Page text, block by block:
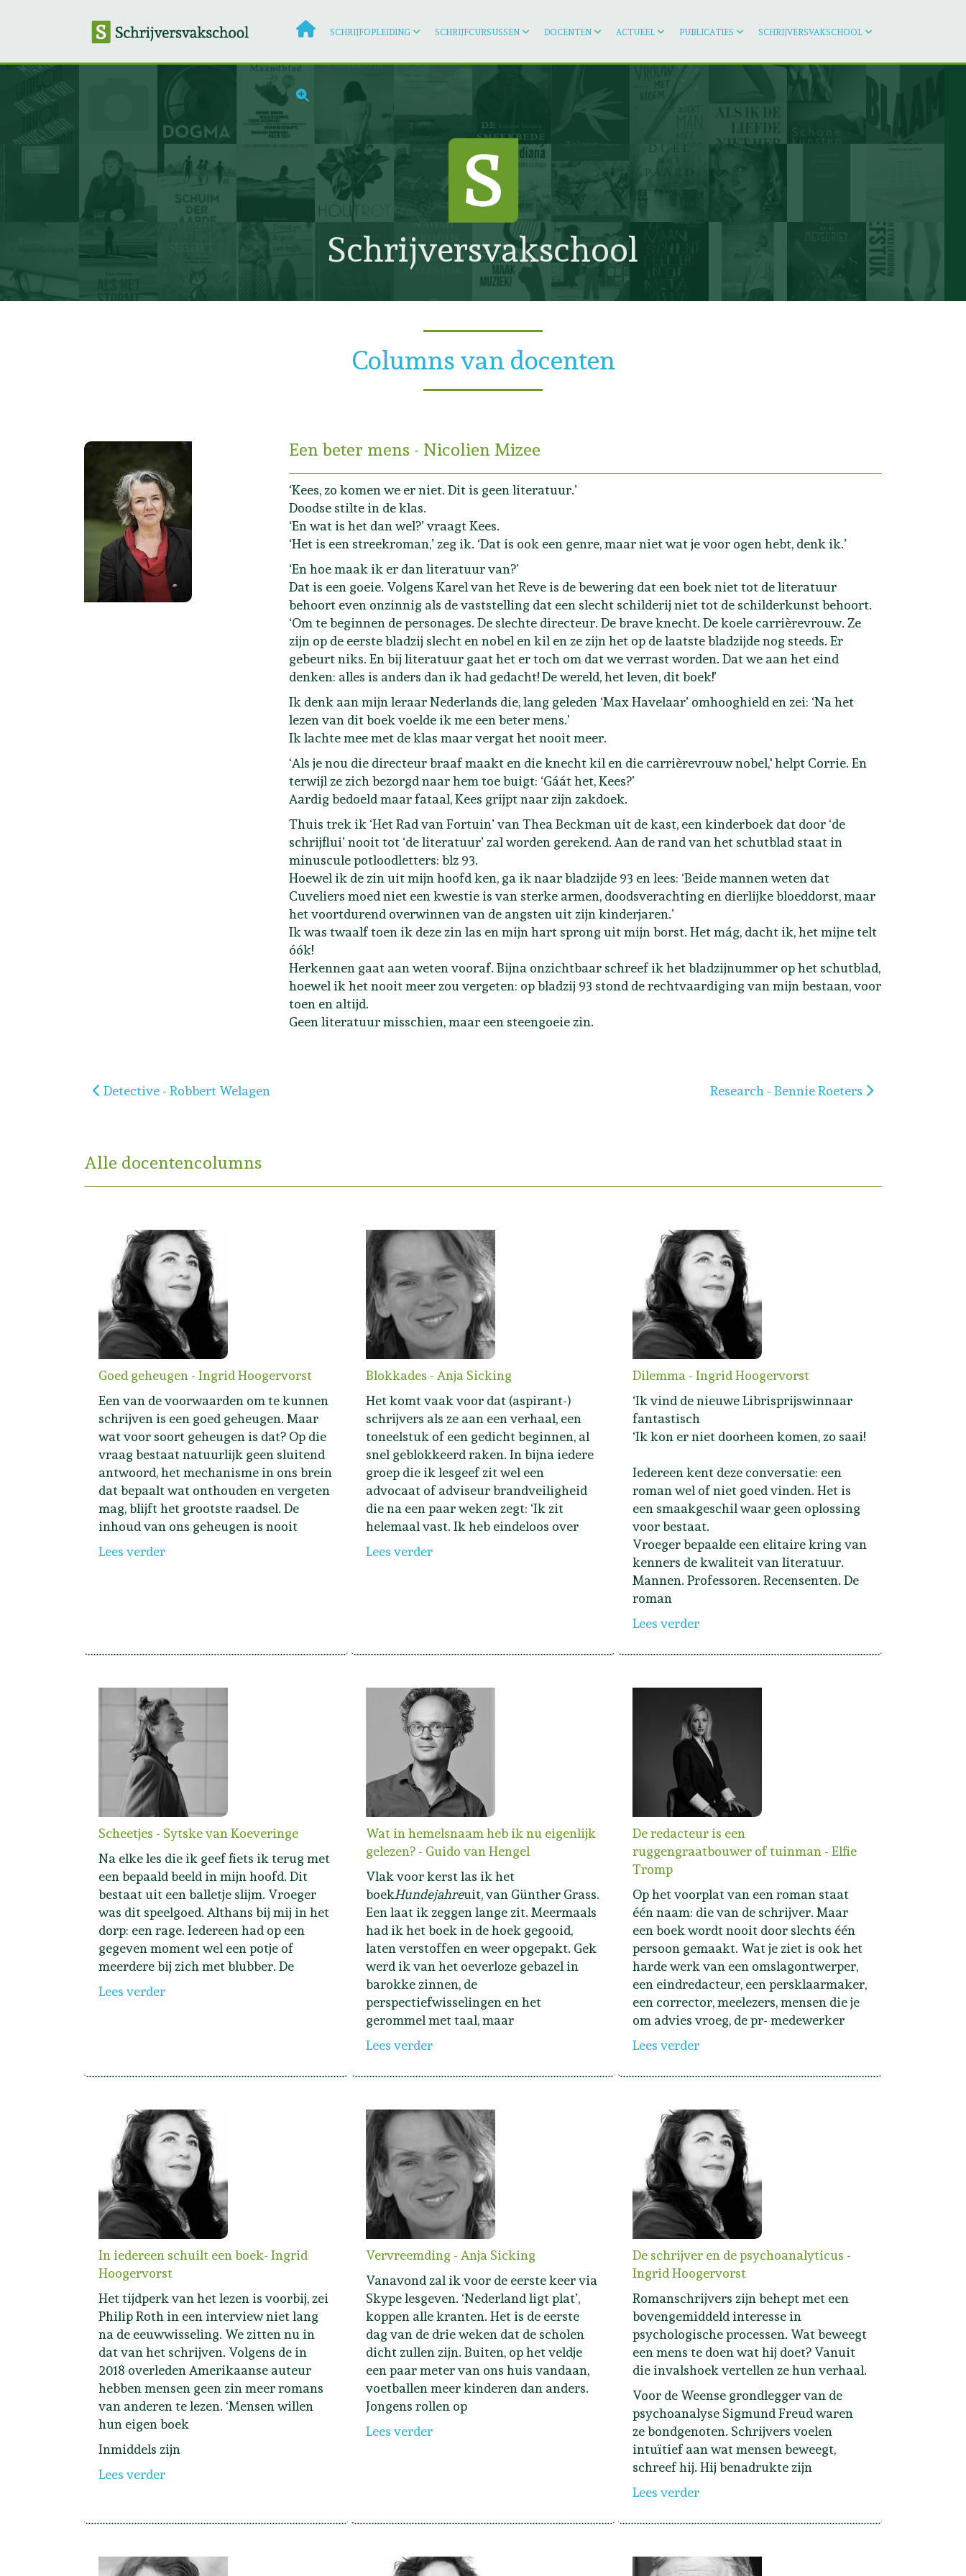
SCHRIJFOPLEIDING SCHRIJFCURSUSSEN DOCENTEN ACTUEEL PUBLICATIES SCHRIJVERSVAKSCHOOL
Schrijversvakschool
Columns van docenten
Een beter mens - Nicolien Mizee
‘Kees, zo komen we er niet. Dit is geen literatuur.’
Doodse stilte in de klas.
‘En wat is het dan wel?’ vraagt Kees.
‘Het is een streekroman,’ zeg ik. ‘Dat is ook een genre, maar niet wat je voor ogen hebt, denk ik.’
‘En hoe maak ik er dan literatuur van?’
Dat is een goeie. Volgens Karel van het Reve is de bewering dat een boek niet tot de literatuur
behoort even onzinnig als de vaststelling dat een slecht schilderij niet tot de schilderkunst behoort.
‘Om te beginnen de personages. De slechte directeur. De brave knecht. De koele carrièrevrouw. Ze
zijn op de eerste bladzij slecht en nobel en kil en ze zijn het op de laatste bladzijde nog steeds. Er
gebeurt niks. En bij literatuur gaat het er toch om dat we verrast worden. Dat we aan het eind
denken: alles is anders dan ik had gedacht! De wereld, het leven, dit boek!’
Ik denk aan mijn leraar Nederlands die, lang geleden ‘Max Havelaar’ omhooghield en zei: ‘Na het
lezen van dit boek voelde ik me een beter mens.’
Ik lachte mee met de klas maar vergat het nooit meer.
‘Als je nou die directeur braaf maakt en die knecht kil en die carrièrevrouw nobel,' helpt Corrie. En
terwijl ze zich bezorgd naar hem toe buigt: ‘Gáát het, Kees?’
Aardig bedoeld maar fataal, Kees grijpt naar zijn zakdoek.
Thuis trek ik ‘Het Rad van Fortuin’ van Thea Beckman uit de kast, een kinderboek dat door ‘de
schrijflui’ nooit tot ‘de literatuur’ zal worden gerekend. Aan de rand van het schutblad staat in
minuscule potloodletters: blz 93.
Hoewel ik de zin uit mijn hoofd ken, ga ik naar bladzijde 93 en lees: ‘Beide mannen weten dat
Cuveliers moed niet een kwestie is van sterke armen, doodsverachting en dierlijke bloeddorst, maar
het voortdurend overwinnen van de angsten uit zijn kinderjaren.’
Ik was twaalf toen ik deze zin las en mijn hart sprong uit mijn borst. Het mág, dacht ik, het mijne telt
óók!
Herkennen gaat aan weten vooraf. Bijna onzichtbaar schreef ik het bladzijnummer op het schutblad,
hoewel ik het nooit meer zou vergeten: op bladzij 93 stond de rechtvaardiging van mijn bestaan, voor
toen en altijd.
Geen literatuur misschien, maar een steengoeie zin.
Vorig artikel: Detective - Robbert Welagen
Detective - Robbert Welagen Volgende artikel: Research - Bennie Roeters
Research - Bennie Roeters
Alle docentencolumns
Goed geheugen - Ingrid Hoogervorst
Een van de voorwaarden om te kunnen
schrijven is een goed geheugen. Maar
wat voor soort geheugen is dat? Op die
vraag bestaat natuurlijk geen sluitend
antwoord, het mechanisme in ons brein
dat bepaalt wat onthouden en vergeten
mag, blijft het grootste raadsel. De
inhoud van ons geheugen is nooit
Lees verder
Blokkades - Anja Sicking
Het komt vaak voor dat (aspirant-)
schrijvers als ze aan een verhaal, een
toneelstuk of een gedicht beginnen, al
snel geblokkeerd raken. In bijna iedere
groep die ik lesgeef zit wel een
advocaat of adviseur brandveiligheid
die na een paar weken zegt: ‘Ik zit
helemaal vast. Ik heb eindeloos over
Lees verder
Dilemma - Ingrid Hoogervorst
‘Ik vind de nieuwe Librisprijswinnaar
fantastisch
‘Ik kon er niet doorheen komen, zo saai!
Iedereen kent deze conversatie: een
roman wel of niet goed vinden. Het is
een smaakgeschil waar geen oplossing
voor bestaat.
Vroeger bepaalde een elitaire kring van
kenners de kwaliteit van literatuur.
Mannen. Professoren. Recensenten. De
roman
Lees verder
Scheetjes - Sytske van Koeveringe
Na elke les die ik geef fiets ik terug met
een bepaald beeld in mijn hoofd. Dit
bestaat uit een balletje slijm. Vroeger
was dit speelgoed. Althans bij mij in het
dorp: een rage. Iedereen had op een
gegeven moment wel een potje of
meerdere bij zich met blubber. De
Lees verder
Wat in hemelsnaam heb ik nu eigenlijk
gelezen? - Guido van Hengel
Vlak voor kerst las ik het
boekHundejahreuit, van Günther Grass.
Een laat ik zeggen lange zit. Meermaals
had ik het boek in de hoek gegooid,
laten verstoffen en weer opgepakt. Gek
werd ik van het oeverloze gebazel in
barokke zinnen, de
perspectiefwisselingen en het
gerommel met taal, maar
Lees verder
De redacteur is een
ruggengraatbouwer of tuinman - Elfie
Tromp
Op het voorplat van een roman staat
één naam: die van de schrijver. Maar
een boek wordt nooit door slechts één
persoon gemaakt. Wat je ziet is ook het
harde werk van een omslagontwerper,
een eindredacteur, een persklaarmaker,
een corrector, meelezers, mensen die je
om advies vroeg, de pr- medewerker
Lees verder
In iedereen schuilt een boek- Ingrid
Hoogervorst
Het tijdperk van het lezen is voorbij, zei
Philip Roth in een interview niet lang
na de eeuwwisseling. We zitten nu in
dat van het schrijven. Volgens de in
2018 overleden Amerikaanse auteur
hebben mensen geen zin meer romans
van anderen te lezen. ‘Mensen willen
hun eigen boek
Inmiddels zijn
Lees verder
Vervreemding - Anja Sicking
Vanavond zal ik voor de eerste keer via
Skype lesgeven. ‘Nederland ligt plat’,
koppen alle kranten. Het is de eerste
dag van de drie weken dat de scholen
dicht zullen zijn. Buiten, op het veldje
een paar meter van ons huis vandaan,
voetballen meer kinderen dan anders.
Jongens rollen op
Lees verder
De schrijver en de psychoanalyticus -
Ingrid Hoogervorst
Romanschrijvers zijn behept met een
bovengemiddeld interesse in
psychologische processen. Wat beweegt
een mens te doen wat hij doet? Vanuit
die invalshoek vertellen ze hun verhaal.
Voor de Weense grondlegger van de
psychoanalyse Sigmund Freud waren
ze bondgenoten. Schrijvers voelen
intuïtief aan wat mensen beweegt,
schreef hij. Hij benadrukte zijn
Lees verder